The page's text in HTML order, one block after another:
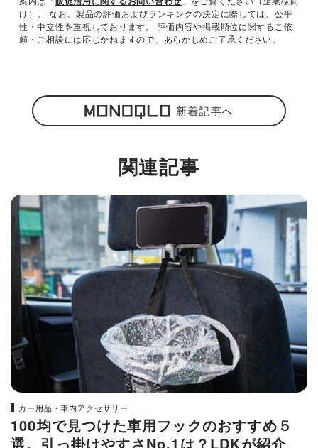
け）。 なお、製品の評価およびランキングの決定に際しては、公平
性・中立性を重視しております。 評価内容や掲載順位に関するご依
頼・ご相談には応じかねますので、あらかじめご了承ください。
新着記事へ
関連記事
カー用品・車内アクセサリー
100均で見つけた車用フックのおすすめ５
選。引っ掛けやすさNo.1は？LDKが紹介